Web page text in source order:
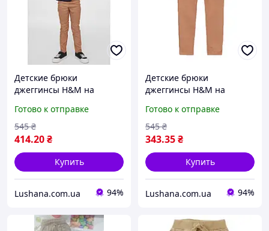
Детские брюки
джеггинсы H&M на
Готово к отправке
414.20₴
545 ₴
Купить
Lushana.com.ua 94%
Детские брюки
джеггинсы H&M на
Готово к отправке
343.35₴
545 ₴
Купить
Lushana.com.ua 94%